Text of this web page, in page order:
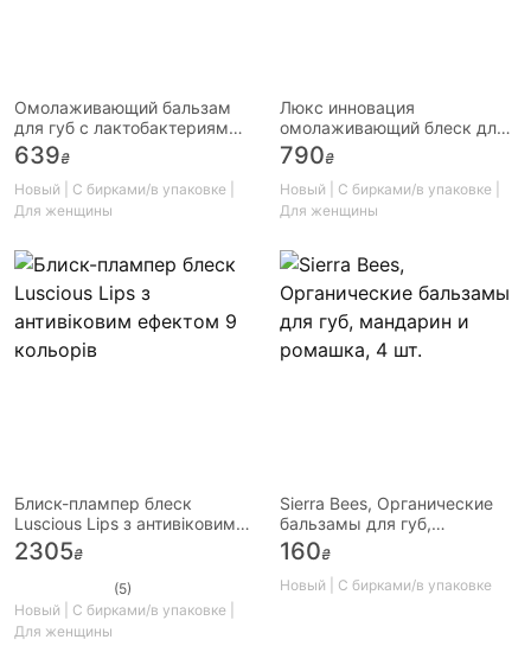
Омолаживающий бальзам
для губ с лактобактериями
38с . 3 flowfushi lip
639₴
Новый | С бирками/в упаковке |
Для женщины
Люкс инновация
омолаживающий блеск для
губ uzu lip 38 spf 20 плюс 1
790₴
Новый | С бирками/в упаковке |
Для женщины
Блиск-плампер блеск
Luscious Lips з антивіковим
ефектом 9 кольорів
2305₴
(5)
Новый | С бирками/в упаковке |
Для женщины
Sierra Bees, Органические
бальзамы для губ,
мандарин и ромашка, 4 шт.
160₴
Новый | С бирками/в упаковке